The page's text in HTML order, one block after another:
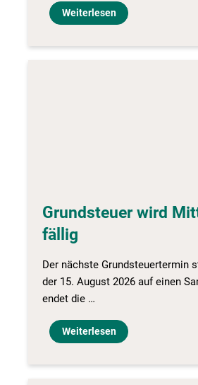
Weiterlesen
Grundsteuer wird
fällig
Der nächste Grundsteuertermin
der 15. August 2026 auf einen
endet die …
Weiterlesen